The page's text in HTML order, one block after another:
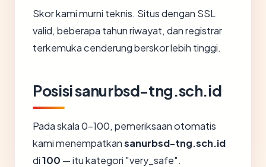
Skor kami murni teknis. Situs dengan SSL
valid, beberapa tahun riwayat, dan registrar
terkemuka cenderung berskor lebih tinggi.
Posisi sanurbsd-tng.sch.id
Pada skala 0-100, pemeriksaan otomatis
kami menempatkansanurbsd-tng.sch.id
di100 — itu kategori "very_safe".